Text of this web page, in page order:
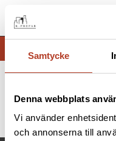
Samtycke
Denna webbplats
Vi använder
och annonserna till
Meny
Hem Still